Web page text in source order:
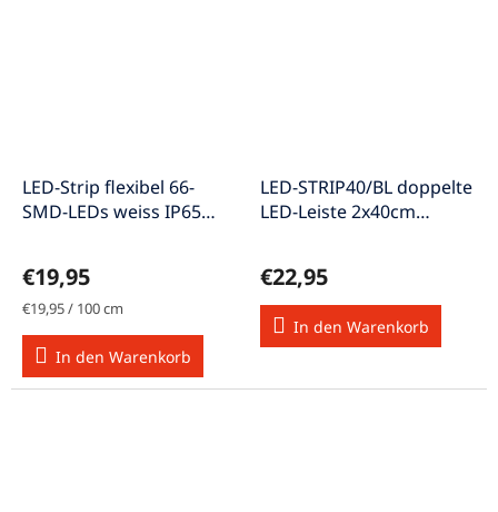
LED-Strip flexibel 66-
SMD-LEDs weiss IP65
€19,95
Verkaufspreis:
€19,95 / 100 cm
In den Warenkorb
LED-STRIP40/BL doppelte
LED-Leiste 2x40cm
€22,95
In den Warenkorb